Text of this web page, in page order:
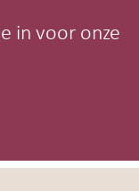
in voor onze